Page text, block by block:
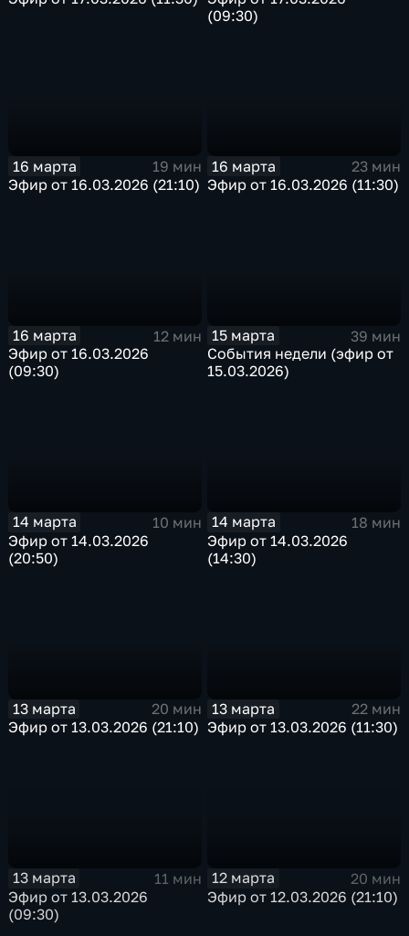
(09:30)
16 марта
19 мин
Эфир от 16.03.2026 (21:10)
16 марта
23 мин
Эфир от 16.03.2026 (11:30)
16 марта
12 мин
Эфир от 16.03.2026
(09:30)
15 марта
39 мин
События недели (эфир от
15.03.2026)
14 марта
10 мин
Эфир от 14.03.2026
(20:50)
14 марта
18 мин
Эфир от 14.03.2026
(14:30)
13 марта
20 мин
Эфир от 13.03.2026 (21:10)
13 марта
22 мин
Эфир от 13.03.2026 (11:30)
13 марта
11 мин
Эфир от 13.03.2026
(09:30)
12 марта
20 мин
Эфир от 12.03.2026 (21:10)